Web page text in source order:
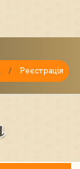
/ Реєстрація